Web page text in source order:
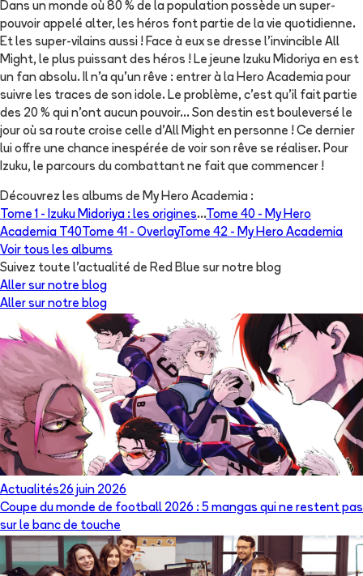
Dans un monde où 80 % de la population possède un super-
pouvoir appelé alter, les héros font partie de la vie quotidienne.
Et les super-vilains aussi ! Face à eux se dresse l’invincible All
Might, le plus puissant des héros ! Le jeune Izuku Midoriya en est
un fan absolu. Il n’a qu’un rêve : entrer à la Hero Academia pour
suivre les traces de son idole. Le problème, c’est qu’il fait partie
des 20 % qui n’ont aucun pouvoir… Son destin est bouleversé le
jour où sa route croise celle d’All Might en personne ! Ce dernier
lui offre une chance inespérée de voir son rêve se réaliser. Pour
Izuku, le parcours du combattant ne fait que commencer !
Découvrez les albums de My Hero Academia :
Tome 1 - Izuku Midoriya : les origines...Tome 40 - My Hero
Academia T40 Tome 41 - OverlayTome 42 - My Hero Academia
Voir tous les albums
Suivez toute l'actualité de Red Blue sur notre blog
Aller sur notre blog
Aller sur notre blog
Actualités26 juin 2026
Coupe du monde de football 2026 : 5 mangas qui ne restent pas
sur le banc de touche